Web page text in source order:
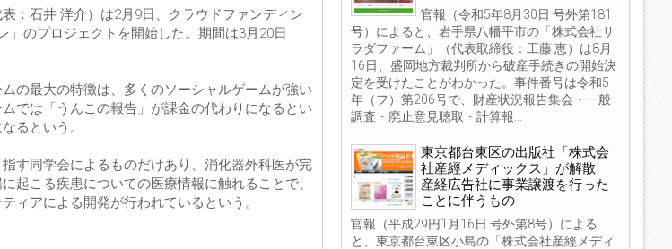
：石井 洋介）は2月9日、クラウドファンディン
」のプロジェクトを開始した。期間は3月20日
の最大の特徴は、多くのソーシャルゲームが強い
では「うんこの報告」が課金の代わりになるとい
るという。
す同学会によるものだけあり、消化器外科医が完
起こる疾患についての医療情報に触れることで、
ィアによる開発が行われているという。
官報（令和5年8月30日 号外第181
号）によると、岩手県八幡平市の「株式会社サ
ラダファーム」（代表取締役：工藤 恵）は8月
16日、盛岡地方裁判所から破産手続きの開始決
定を受けたことがわかった。事件番号は令和5
年（フ）第206号で、財産状況報告集会・一般
調査・廃止意見聴取・計算報...
東京都台東区の出版社「株式会
社産經メディックス」が解散
産経広告社に事業譲渡を行った
ことに伴うもの
官報（平成29円1月16日 号外第8号）による
と、東京都台東区小島の「株式会社産經メディ